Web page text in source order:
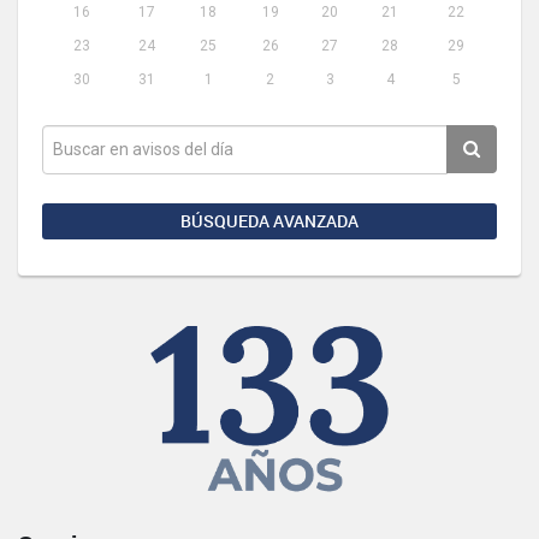
16 17 18 19 20 21
22
23
24 25 26 27 28
29
30
31 1 2 3 4 5
BÚSQUEDA AVANZADA